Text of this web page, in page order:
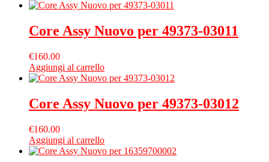
Core Assy Nuovo per 49373-03011
€160.00
Aggiungi al carrello
Core Assy Nuovo per 49373-03012
€160.00
Aggiungi al carrello